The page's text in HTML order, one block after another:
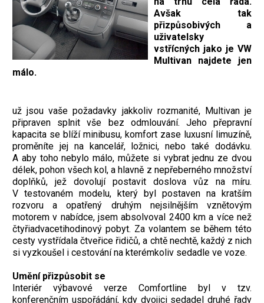
Avšak tak
přizpůsobivých a
uživatelsky
vstřícných jako je VW
Multivan najdete jen
málo.
už jsou vaše požadavky jakkoliv rozmanité, Multivan je
připraven splnit vše bez odmlouvání. Jeho přepravní
kapacita se blíží minibusu, komfort zase luxusní limuzíně,
proměníte jej na kancelář, ložnici, nebo také dodávku.
A aby toho nebylo málo, můžete si vybrat jednu ze dvou
délek, pohon všech kol, a hlavně z nepřeberného množství
doplňků, jež dovolují postavit doslova vůz na míru.
V testovaném modelu, který byl postaven na kratším
rozvoru a opatřený druhým nejsilnějším vznětovým
motorem v nabídce, jsem absolvoval 2400 km a více než
čtyřiadvacetihodinový pobyt. Za volantem se během této
cesty vystřídala čtveřice řidičů, a chtě nechtě, každý z nich
si vyzkoušel i cestování na kterémkoliv sedadle ve voze.
Umění přizpůsobit se
Interiér výbavové verze Comfortline byl v tzv.
konferenčním uspořádání, kdy dvojici sedadel druhé řady